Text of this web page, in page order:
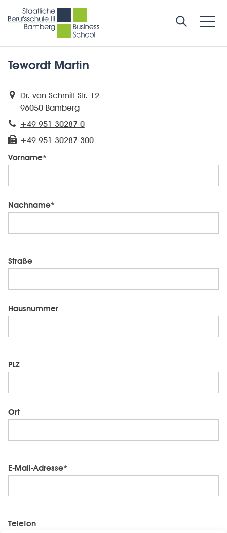
Tewordt Martin
Dr.-von-Schmitt-Str. 12
96050 Bamberg
+49 951 30287 0
+49 951 30287 300
Vorname*
Nachname*
Straße
Hausnummer
PLZ
Ort
E-Mail-Adresse*
Telefon